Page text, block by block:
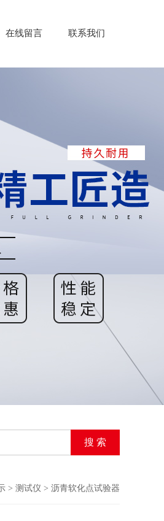
在线留言 联系我们
> 测试仪 > 沥青软化点试验器